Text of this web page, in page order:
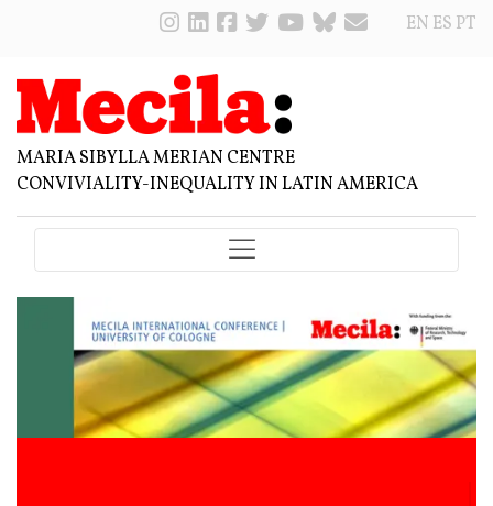
EN ES PT
MARIA SIBYLLA MERIAN CENTRE
CONVIVIALITY-INEQUALITY IN LATIN AMERICA